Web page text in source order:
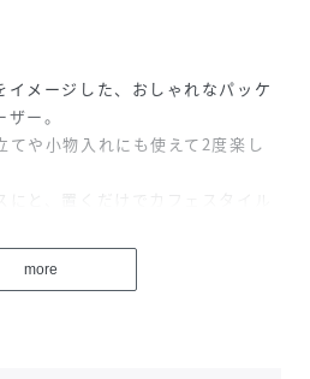
イメージした、おしゃれなパッケ
ー。
てや小物入れにも使えて2度楽し
にと、置くだけでカフェスタイル
ク
more